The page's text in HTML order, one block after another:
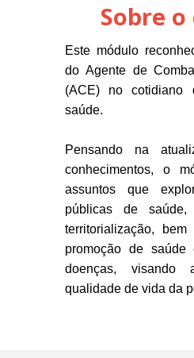
Sobre o
Este módulo
do Agente de
(ACE) no cotidiano
saúde.
Pensando na
conhecimentos, o
assuntos que
públicas de saúde,
territorialização,
promoção de saúde
doenças, visando
qualidade de vida da